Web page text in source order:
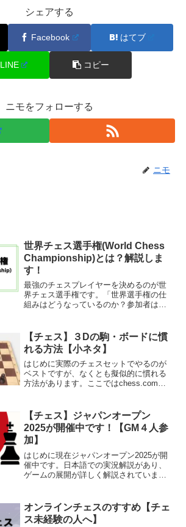
シェアする
Facebook はてブ
LINE コピー
ニモをフォローする
ニモ
世界チェス選手権(World Chess
Championship)とは？解説しま
す！
最強のチェスプレイヤーを決めるのが世
界チェス選手権です。「世界選手権の仕
組みはどうなっているのか？参加者は誰
は？」など、様々な疑問を解消します。
【チェス】３Dの駒・ボードに慣
れる方法【小ネタ】
はじめに実際のチェスセットでやるのが
ベストですが、なくとも擬似的に慣れる
方法があります。ここではchess.comを
から見たデザインに設定できます。個人
的に...
【チェス】ジャパンオープン
2025が開催中です！【GM４人参
加】
はじめに現在ジャパンオープン2025が開
催中です。日本語での実況解説があり、
ゲームの展開が詳しく解説されていま
ドが行われます。第1ラウンド：9/19 (金)
11:30...
オンラインチェスのすすめ【チェ
ス未経験の人へ】